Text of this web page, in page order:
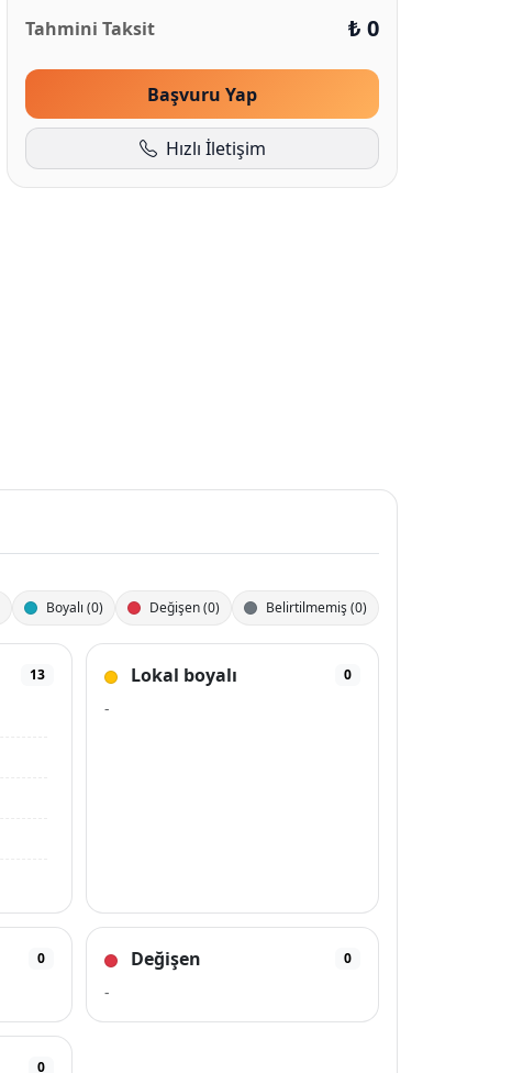
Tahmini Taksit ₺ 0
Başvuru Yap
Hızlı İletişim
Boyalı (0) Değişen (0) Belirtilmemiş (0)
13 Lokal boyalı 0
-
0 Değişen 0
-
0